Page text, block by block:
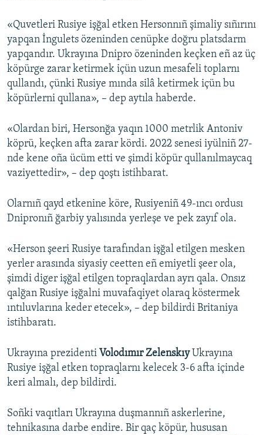
«Quvetleri Rusiye işğal etken Hersonnıñ şimaliy sıñırını
yapqan İngulets özeninden cenüpke doğru platsdarm
yapqandır. Ukrayına Dnipro özeninden keçken eñ az üç
köpürge zarar ketirmek içün uzun mesafeli toplarnı
qullandı, çünki Rusiye mında silâ ketirmek içün bu
köpürlerni qullana», – dep aytıla haberde.
«Olardan biri, Hersonğa yaqın 1000 metrlik Antoniv
köprü, keçken afta zarar kördi. 2022 senesi iyülniñ 27-
nde kene oña ücüm etti ve şimdi köpür qullanılmaycaq
vaziyettedir», – dep qoştı istihbarat.
Olarnıñ qayd etkenine köre, Rusiyeniñ 49-ıncı ordusı
Dnipronıñ ğarbiy yalısında yerleşe ve pek zayıf ola.
«Herson şeeri Rusiye tarafından işğal etilgen mesken
yerler arasında siyasiy ceetten eñ emiyetli şeer ola,
şimdi diger işğal etilgen topraqlardan ayrı qala. Onsız
qalğan Rusiye işğalni muvafaqiyet olaraq köstermek
ıntıluvlarına keder etecek», – dep bildirdi Britaniya
istihbaratı.
Ukrayına prezidenti Volodımır ZelenskıyUkrayına
Rusiye işğal etken topraqlarnı kelecek 3-6 afta içinde
keri almalı, dep bildirdi.
Soñki vaqıtları Ukrayına duşmannıñ askerlerine,
tehnikasına darbe endire. Bir qaç köpür, hususan